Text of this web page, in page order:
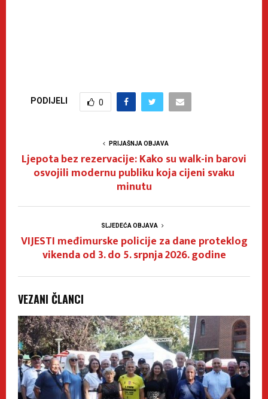
PODIJELI 0
PRIJAŠNJA OBJAVA
Ljepota bez rezervacije: Kako su walk-in barovi
osvojili modernu publiku koja cijeni svaku
minutu
SLJEDEĆA OBJAVA
VIJESTI međimurske policije za dane proteklog
vikenda od 3. do 5. srpnja 2026. godine
VEZANI ČLANCI